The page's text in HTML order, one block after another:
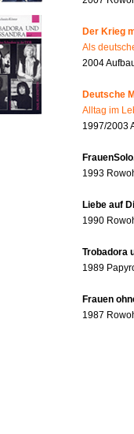
Der Krieg
Als
2004
Deutsche
Alltag im
1997/2003
1993
Liebe auf
1990
Trobadora
1989
Frauen
1987